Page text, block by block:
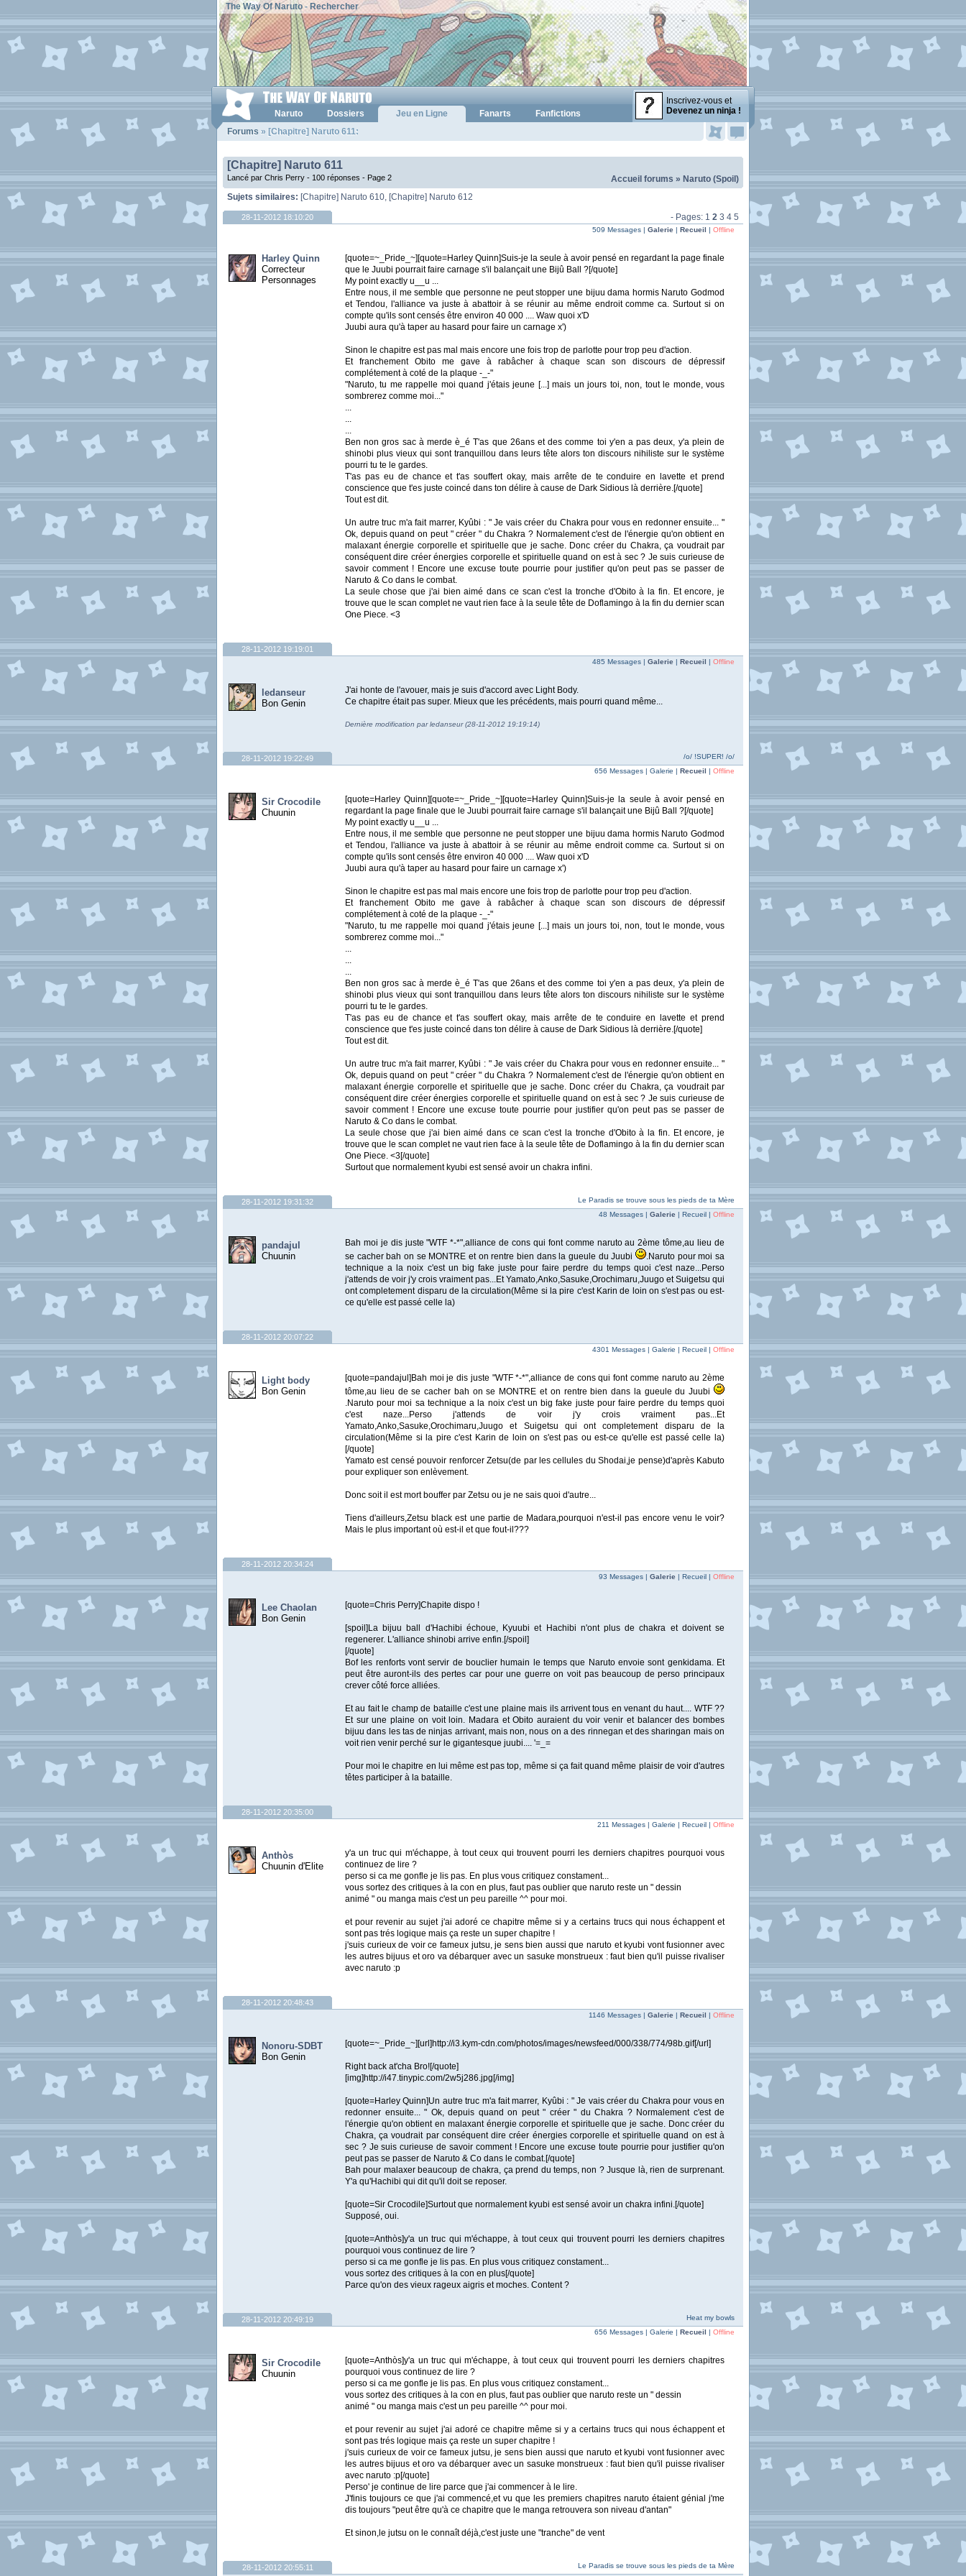
The Way Of Naruto- Rechercher
Inscrivez-vous et
Devenez un ninja !
Naruto Dossiers Jeu en Ligne Fanarts
Fanfictions
Forums » [Chapitre] Naruto 611:
[Chapitre] Naruto 611
Accueil forums » Naruto (Spoil)
Lancé par Chris Perry - 100 réponses - Page 2
Sujets similaires: [Chapitre] Naruto 610, [Chapitre] Naruto 612
- Pages: 1 2 3 4 5
28-11-2012 18:10:20
Harley Quinn
Correcteur
Personnages
509 Messages | Galerie | Recueil | Offline
[quote=~_Pride_~][quote=Harley Quinn]Suis-je la seule à avoir pensé en regardant la page finale
que le Juubi pourrait faire carnage s'il balançait une Bijû Ball ?[/quote]
My point exactly u__u ...
Entre nous, il me semble que personne ne peut stopper une bijuu dama hormis Naruto Godmod
et Tendou, l'alliance va juste à abattoir à se réunir au même endroit comme ca. Surtout si on
compte qu'ils sont censés être environ 40 000 .... Waw quoi x'D
Juubi aura qu'à taper au hasard pour faire un carnage x')
Sinon le chapitre est pas mal mais encore une fois trop de parlotte pour trop peu d'action.
Et franchement Obito me gave à rabâcher à chaque scan son discours de dépressif
complétement à coté de la plaque -_-"
"Naruto, tu me rappelle moi quand j'étais jeune [...] mais un jours toi, non, tout le monde, vous
sombrerez comme moi..."
...
...
...
Ben non gros sac à merde è_é T'as que 26ans et des comme toi y'en a pas deux, y'a plein de
shinobi plus vieux qui sont tranquillou dans leurs tête alors ton discours nihiliste sur le système
pourri tu te le gardes.
T'as pas eu de chance et t'as souffert okay, mais arrête de te conduire en lavette et prend
conscience que t'es juste coincé dans ton délire à cause de Dark Sidious là derrière.[/quote]
Tout est dit.
Un autre truc m'a fait marrer, Kyûbi : " Je vais créer du Chakra pour vous en redonner ensuite... "
Ok, depuis quand on peut " créer " du Chakra ? Normalement c'est de l'énergie qu'on obtient en
malaxant énergie corporelle et spirituelle que je sache. Donc créer du Chakra, ça voudrait par
conséquent dire créer énergies corporelle et spirituelle quand on est à sec ? Je suis curieuse de
savoir comment ! Encore une excuse toute pourrie pour justifier qu'on peut pas se passer de
Naruto & Co dans le combat.
La seule chose que j'ai bien aimé dans ce scan c'est la tronche d'Obito à la fin. Et encore, je
trouve que le scan complet ne vaut rien face à la seule tête de Doflamingo à la fin du dernier scan
One Piece. <3
28-11-2012 19:19:01
ledanseur
Bon Genin
485 Messages | Galerie | Recueil | Offline
J'ai honte de l'avouer, mais je suis d'accord avec Light Body.
Ce chapitre était pas super. Mieux que les précédents, mais pourri quand même...
Dernière modification par ledanseur (28-11-2012 19:19:14)
/o/ !SUPER! /o/
28-11-2012 19:22:49
Sir Crocodile
Chuunin
656 Messages | Galerie | Recueil | Offline
[quote=Harley Quinn][quote=~_Pride_~][quote=Harley Quinn]Suis-je la seule à avoir pensé en
regardant la page finale que le Juubi pourrait faire carnage s'il balançait une Bijû Ball ?[/quote]
My point exactly u__u ...
Entre nous, il me semble que personne ne peut stopper une bijuu dama hormis Naruto Godmod
et Tendou, l'alliance va juste à abattoir à se réunir au même endroit comme ca. Surtout si on
compte qu'ils sont censés être environ 40 000 .... Waw quoi x'D
Juubi aura qu'à taper au hasard pour faire un carnage x')
Sinon le chapitre est pas mal mais encore une fois trop de parlotte pour trop peu d'action.
Et franchement Obito me gave à rabâcher à chaque scan son discours de dépressif
complétement à coté de la plaque -_-"
"Naruto, tu me rappelle moi quand j'étais jeune [...] mais un jours toi, non, tout le monde, vous
sombrerez comme moi..."
...
...
...
Ben non gros sac à merde è_é T'as que 26ans et des comme toi y'en a pas deux, y'a plein de
shinobi plus vieux qui sont tranquillou dans leurs tête alors ton discours nihiliste sur le système
pourri tu te le gardes.
T'as pas eu de chance et t'as souffert okay, mais arrête de te conduire en lavette et prend
conscience que t'es juste coincé dans ton délire à cause de Dark Sidious là derrière.[/quote]
Tout est dit.
Un autre truc m'a fait marrer, Kyûbi : " Je vais créer du Chakra pour vous en redonner ensuite... "
Ok, depuis quand on peut " créer " du Chakra ? Normalement c'est de l'énergie qu'on obtient en
malaxant énergie corporelle et spirituelle que je sache. Donc créer du Chakra, ça voudrait par
conséquent dire créer énergies corporelle et spirituelle quand on est à sec ? Je suis curieuse de
savoir comment ! Encore une excuse toute pourrie pour justifier qu'on peut pas se passer de
Naruto & Co dans le combat.
La seule chose que j'ai bien aimé dans ce scan c'est la tronche d'Obito à la fin. Et encore, je
trouve que le scan complet ne vaut rien face à la seule tête de Doflamingo à la fin du dernier scan
One Piece. <3[/quote]
Surtout que normalement kyubi est sensé avoir un chakra infini.
Le Paradis se trouve sous les pieds de ta Mère
28-11-2012 19:31:32
pandajul
Chuunin
48 Messages | Galerie | Recueil | Offline
Bah moi je dis juste "WTF *-*",alliance de cons qui font comme naruto au 2ème tôme,au lieu de
se cacher bah on se MONTRE et on rentre bien dans la gueule du Juubi
.Naruto pour moi sa
technique a la noix c'est un big fake juste pour faire perdre du temps quoi c'est naze...Perso
j'attends de voir j'y crois vraiment pas...Et Yamato,Anko,Sasuke,Orochimaru,Juugo et Suigetsu qui
ont completement disparu de la circulation(Même si la pire c'est Karin de loin on s'est pas ou est-
ce qu'elle est passé celle la)
28-11-2012 20:07:22
Light body
Bon Genin
4301 Messages | Galerie | Recueil | Offline
[quote=pandajul]Bah moi je dis juste "WTF *-*",alliance de cons qui font comme naruto au 2ème
tôme,au lieu de se cacher bah on se MONTRE et on rentre bien dans la gueule du Juubi
.Naruto pour moi sa technique a la noix c'est un big fake juste pour faire perdre du temps quoi
c'est naze...Perso j'attends de voir j'y crois vraiment pas...Et
Yamato,Anko,Sasuke,Orochimaru,Juugo et Suigetsu qui ont completement disparu de la
circulation(Même si la pire c'est Karin de loin on s'est pas ou est-ce qu'elle est passé celle la)
[/quote]
Yamato est censé pouvoir renforcer Zetsu(de par les cellules du Shodai,je pense)d'après Kabuto
pour expliquer son enlèvement.
Donc soit il est mort bouffer par Zetsu ou je ne sais quoi d'autre...
Tiens d'ailleurs,Zetsu black est une partie de Madara,pourquoi n'est-il pas encore venu le voir?
Mais le plus important où est-il et que fout-il???
28-11-2012 20:34:24
Lee Chaolan
Bon Genin
93 Messages | Galerie | Recueil | Offline
[quote=Chris Perry]Chapite dispo !
[spoil]La bijuu ball d'Hachibi échoue, Kyuubi et Hachibi n'ont plus de chakra et doivent se
regenerer. L'alliance shinobi arrive enfin.[/spoil]
[/quote]
Bof les renforts vont servir de bouclier humain le temps que Naruto envoie sont genkidama. Et
peut être auront-ils des pertes car pour une guerre on voit pas beaucoup de perso principaux
crever côté force alliées.
Et au fait le champ de bataille c'est une plaine mais ils arrivent tous en venant du haut.... WTF ??
Et sur une plaine on voit loin. Madara et Obito auraient du voir venir et balancer des bombes
bijuu dans les tas de ninjas arrivant, mais non, nous on a des rinnegan et des sharingan mais on
voit rien venir perché sur le gigantesque juubi.... '=_=
Pour moi le chapitre en lui même est pas top, même si ça fait quand même plaisir de voir d'autres
têtes participer à la bataille.
28-11-2012 20:35:00
Anthòs
Chuunin d'Elite
211 Messages | Galerie | Recueil | Offline
y'a un truc qui m'échappe, à tout ceux qui trouvent pourri les derniers chapitres pourquoi vous
continuez de lire ?
perso si ca me gonfle je lis pas. En plus vous critiquez constament...
vous sortez des critiques à la con en plus, faut pas oublier que naruto reste un " dessin
animé " ou manga mais c'est un peu pareille ^^ pour moi.
et pour revenir au sujet j'ai adoré ce chapitre même si y a certains trucs qui nous échappent et
sont pas trés logique mais ça reste un super chapitre !
j'suis curieux de voir ce fameux jutsu, je sens bien aussi que naruto et kyubi vont fusionner avec
les autres bijuus et oro va débarquer avec un sasuke monstrueux : faut bien qu'il puisse rivaliser
avec naruto :p
28-11-2012 20:48:43
Nonoru-SDBT
Bon Genin
1146 Messages | Galerie | Recueil | Offline
[quote=~_Pride_~][url]http://i3.kym-cdn.com/photos/images/newsfeed/000/338/774/98b.gif[/url]
Right back at'cha Bro![/quote]
[img]http://i47.tinypic.com/2w5j286.jpg[/img]
[quote=Harley Quinn]Un autre truc m'a fait marrer, Kyûbi : " Je vais créer du Chakra pour vous en
redonner ensuite... " Ok, depuis quand on peut " créer " du Chakra ? Normalement c'est de
l'énergie qu'on obtient en malaxant énergie corporelle et spirituelle que je sache. Donc créer du
Chakra, ça voudrait par conséquent dire créer énergies corporelle et spirituelle quand on est à
sec ? Je suis curieuse de savoir comment ! Encore une excuse toute pourrie pour justifier qu'on
peut pas se passer de Naruto & Co dans le combat.[/quote]
Bah pour malaxer beaucoup de chakra, ça prend du temps, non ? Jusque là, rien de surprenant.
Y'a qu'Hachibi qui dit qu'il doit se reposer.
[quote=Sir Crocodile]Surtout que normalement kyubi est sensé avoir un chakra infini.[/quote]
Supposé, oui.
[quote=Anthòs]y'a un truc qui m'échappe, à tout ceux qui trouvent pourri les derniers chapitres
pourquoi vous continuez de lire ?
perso si ca me gonfle je lis pas. En plus vous critiquez constament...
vous sortez des critiques à la con en plus[/quote]
Parce qu'on des vieux rageux aigris et moches. Content ?
Heat my bowls
28-11-2012 20:49:19
Sir Crocodile
Chuunin
656 Messages | Galerie | Recueil | Offline
[quote=Anthòs]y'a un truc qui m'échappe, à tout ceux qui trouvent pourri les derniers chapitres
pourquoi vous continuez de lire ?
perso si ca me gonfle je lis pas. En plus vous critiquez constament...
vous sortez des critiques à la con en plus, faut pas oublier que naruto reste un " dessin
animé " ou manga mais c'est un peu pareille ^^ pour moi.
et pour revenir au sujet j'ai adoré ce chapitre même si y a certains trucs qui nous échappent et
sont pas trés logique mais ça reste un super chapitre !
j'suis curieux de voir ce fameux jutsu, je sens bien aussi que naruto et kyubi vont fusionner avec
les autres bijuus et oro va débarquer avec un sasuke monstrueux : faut bien qu'il puisse rivaliser
avec naruto :p[/quote]
Perso' je continue de lire parce que j'ai commencer à le lire.
J'finis toujours ce que j'ai commencé,et vu que les premiers chapitres naruto étaient génial j'me
dis toujours "peut être qu'à ce chapitre que le manga retrouvera son niveau d'antan"
Et sinon,le jutsu on le connaît déjà,c'est juste une "tranche" de vent
Le Paradis se trouve sous les pieds de ta Mère
28-11-2012 20:55:11